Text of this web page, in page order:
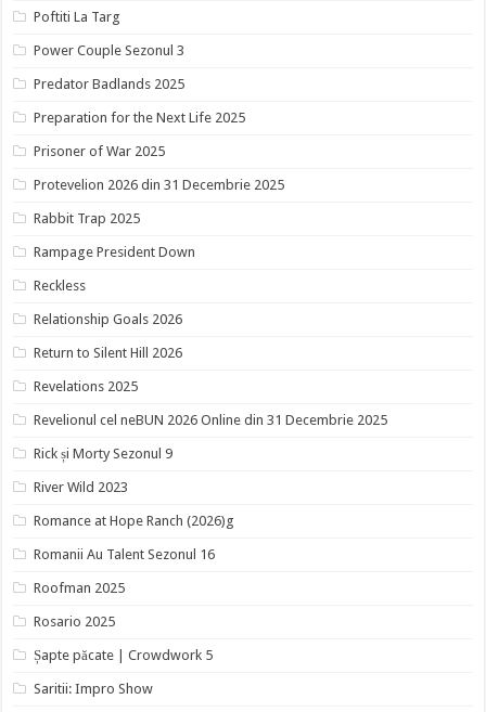
Poftiti La Targ
Power Couple Sezonul 3
Predator Badlands 2025
Preparation for the Next Life 2025
Prisoner of War 2025
Protevelion 2026 din 31 Decembrie 2025
Rabbit Trap 2025
Rampage President Down
Reckless
Relationship Goals 2026
Return to Silent Hill 2026
Revelations 2025
Revelionul cel neBUN 2026 Online din 31 Decembrie 2025
Rick și Morty Sezonul 9
River Wild 2023
Romance at Hope Ranch (2026)g
Romanii Au Talent Sezonul 16
Roofman 2025
Rosario 2025
Șapte păcate | Crowdwork 5
Saritii: Impro Show